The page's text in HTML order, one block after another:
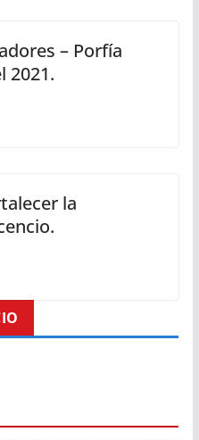
– Porfía
2021.
la